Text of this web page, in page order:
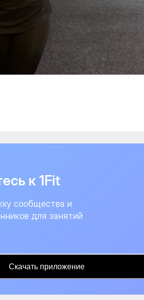
к 1Fit
сообщества и
для занятий
Скачать приложение